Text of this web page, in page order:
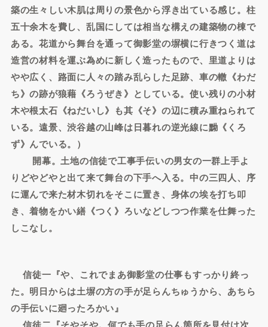
築の生々しい木肌は周りの景色から浮き出ている感じ。柱
五十余木を費し、乱国にしては相当な構えの建築物の棟で
ある。花道から舞台を通って御影堂の塀横に行きつく道は
造営の材料を運ぶ為めに新しく造ったもので、里道よりは
やや広く、路面に人々の踏み乱らした足跡、車の轍《わだ
ち》の跡が狼藉《ろうぜき》としている。使い残りの小材
木や根太石《ねだいし》も其《そ》の辺に積み重ねられて
いる。遠景、渋谷越の山峰は日暮れの逆光線に黝《くろ
ず》んでいる。）
開幕。土地の信徒で工事手伝いの男女の一群上手よ
りどやどやと出て来て舞台の下手へ入る。中の三四人、序
に運んで来た材木切れをそこに置き、身体の埃を打ち叩
き、着物をかい繕《つく》ろいなどしつつ作業を仕舞った
しこなし。
信徒一『や、これでまあ御影堂の仕事もすっかり終っ
た。明日からは土塀の方の手が足らんちゅうから、あちら
の手伝いに廻ったろかい』